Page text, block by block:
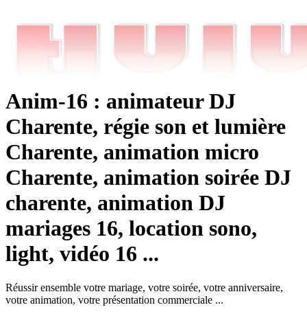
Anim-16 : animateur DJ
Charente, régie son et lumière
Charente, animation micro
Charente, animation soirée DJ
charente, animation DJ
mariages 16, location sono,
light, vidéo 16 ...
Réussir ensemble votre mariage, votre soirée, votre anniversaire,
votre animation, votre présentation commerciale ...